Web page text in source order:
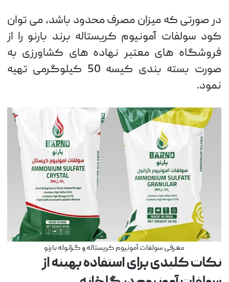
در صورتی که میزان مصرف محدود باشد، می توان
کود سولفات آمونیوم کریستاله برند بارنو را از
فروشگاه های معتبر نهاده های کشاورزی به
صورت بسته بندی کیسه 50 کیلوگرمی تهیه
نمود.
معرفی سولفات آمونیوم کریستاله و گرانوله بارنو
نکات کلیدی برای استفاده بهینه از